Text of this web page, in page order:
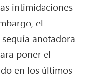
intimidaciones
el
anotadora
poner el
en los últimos